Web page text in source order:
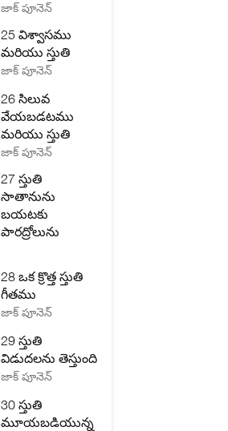
జాక్ పూనెన్
25 విశ్వాసము
మరియు స్తుతి
జాక్ పూనెన్
26 సిలువ
వేయబడటము
మరియు స్తుతి
జాక్ పూనెన్
27 స్తుతి
సాతానును
బయటకు
పారద్రోలును
28 ఒక క్రొత్త స్తుతి
గీతము
జాక్ పూనెన్
29 స్తుతి
విడుదలను తెస్తుంది
జాక్ పూనెన్
30 స్తుతి
మూయబడియున్న